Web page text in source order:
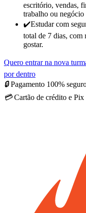
escritório, vendas,
trabalho ou negócio
✔️Estudar com
total de 7 dias, com
gostar.
Quero entrar na nova
por dentro
🔒Pagamento 100%
💳Cartão de crédito e Pix